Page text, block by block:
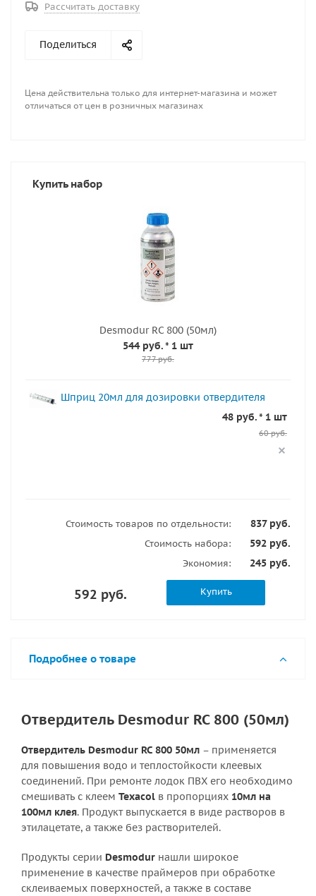
Рассчитать доставку
Поделиться
Цена действительна только для интернет-магазина и может
отличаться от цен в розничных магазинах
Купить набор
Desmodur RC 800 (50мл)
544 руб.* 1 шт
777 руб.
Шприц 20мл для дозировки отвердителя
48 руб. * 1 шт
60 руб.
Стоимость товаров по отдельности: 837 руб.
Стоимость набора: 592 руб.
Экономия: 245 руб.
592 руб. Купить
Подробнее о товаре
Отвердитель Desmodur RC 800 (50мл)
Отвердитель Desmodur RC 800 50мл – применяется
для повышения водо и теплостойкости клеевых
соединений. При ремонте лодок ПВХ его необходимо
смешивать с клеем Texacol в пропорциях 10мл на
100мл клея. Продукт выпускается в виде растворов в
этилацетате, а также без растворителей.
Продукты серии Desmodur нашли широкое
применение в качестве праймеров при обработке
склеиваемых поверхностей, а также в составе